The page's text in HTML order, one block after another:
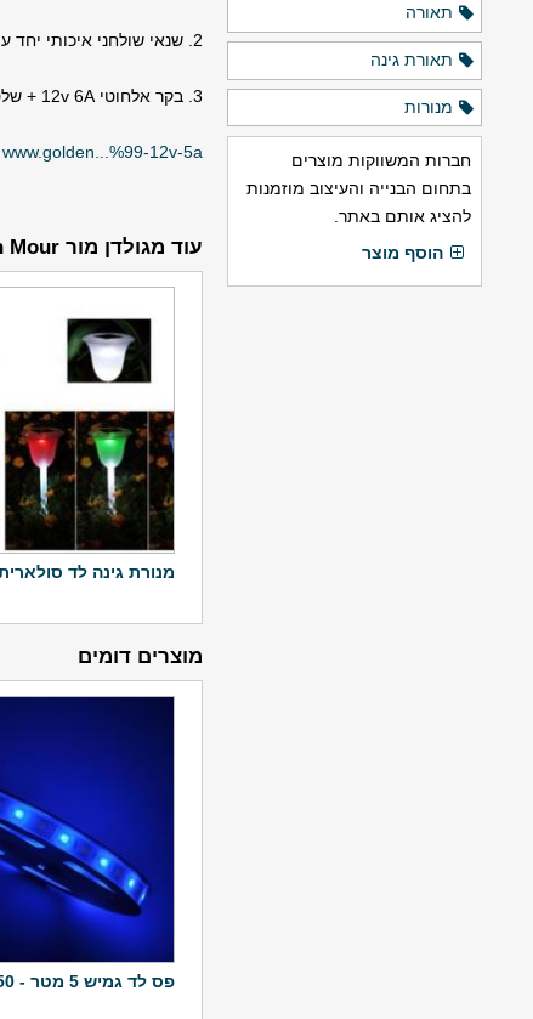
2. שנאי שולחני איכותי יחד עם כבל תואם 12v 5A- 3 שנים אחריות !
3. בקר אלחוטי 12v 6A + שלט 44 לחצנים
www.golden...%99-12v-5a
עוד מגולדן מור Golden Mour
מנורת גינה לד
מוצרים דומים
פס לד גמיש 5 מטר - 150 לדים - 36W
תאורה
תאורת גינה
מנורות
חברות המשווקות מוצרים
בתחום הבנייה והעיצוב מוזמנות
להציג אותם באתר.
הוסף מוצר